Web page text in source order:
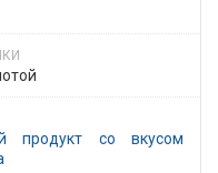
продукт со вкусом